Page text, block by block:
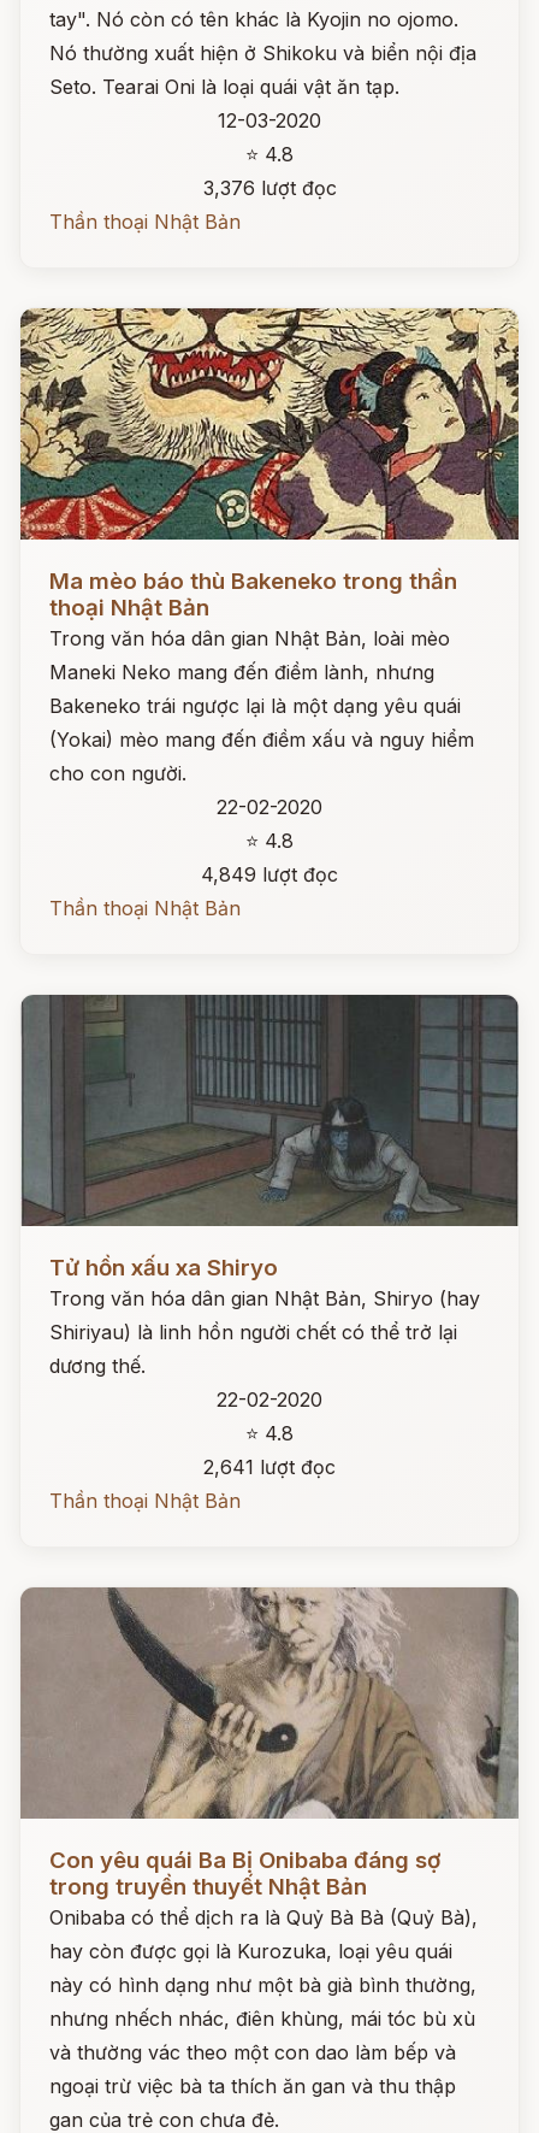
tay". Nó còn có tên khác là Kyojin no ojomo.
Nó thường xuất hiện ở Shikoku và biển nội địa
Seto. Tearai Oni là loại quái vật ăn tạp.
12-03-2020
⭐ 4.8
3,376 lượt đọc
Thần thoại Nhật Bản
Ma mèo báo thù Bakeneko trong thần
thoại Nhật Bản
Trong văn hóa dân gian Nhật Bản, loài mèo
Maneki Neko mang đến điềm lành, nhưng
Bakeneko trái ngược lại là một dạng yêu quái
(Yokai) mèo mang đến điềm xấu và nguy hiểm
cho con người.
22-02-2020
⭐ 4.8
4,849 lượt đọc
Thần thoại Nhật Bản
Đọc ngay
Tử hồn xấu xa Shiryo
Trong văn hóa dân gian Nhật Bản, Shiryo (hay
Shiriyau) là linh hồn người chết có thể trở lại
dương thế.
22-02-2020
⭐ 4.8
2,641 lượt đọc
Thần thoại Nhật Bản
Con yêu quái Ba Bị Onibaba đáng sợ
trong truyền thuyết Nhật Bản
Onibaba có thể dịch ra là Quỷ Bà Bà (Quỷ Bà),
hay còn được gọi là Kurozuka, loại yêu quái
này có hình dạng như một bà già bình thường,
nhưng nhếch nhác, điên khùng, mái tóc bù xù
và thường vác theo một con dao làm bếp và
ngoại trừ việc bà ta thích ăn gan và thu thập
gan của trẻ con chưa đẻ.